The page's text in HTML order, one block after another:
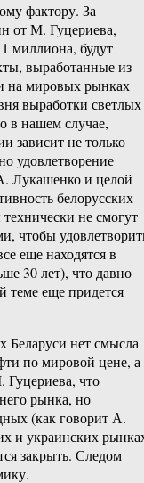
фактору. За
от М. Гуцериева,
миллиона, будут
выработанные из
на мировых рынках
выработки светлых
в нашем случае,
зависит не только
удовлетворение
Лукашенко и целой
белорусских
не смогут
чтобы
еще находятся в
30 лет), что давно
теме еще придется
Беларуси нет смысла
по мировой цене, а
Гуцериева, что
рынка, но
(как говорит А.
и украинских
закрыть. Следом